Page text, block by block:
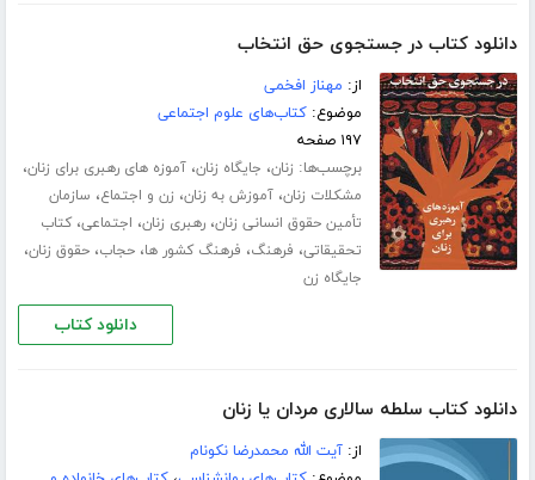
دانلود کتاب در جستجوی حق انتخاب
از: مهناز افخمی
موضوع:کتاب‌های علوم اجتماعی
۱۹۷ صفحه
برچسب‌ها: زنان، جایگاه زنان،آموزه های رهبری برای زنان،
مشکلات زنان،آموزش به زنان، زن و اجتماع، سازمان
تأمین حقوق انسانی زنان،رهبری زنان، اجتماعی،کتاب
تحقیقاتی، فرهنگ، فرهنگ کشور ها،حجاب،حقوق زنان،
جایگاه زن
دانلود کتاب
دانلود کتاب سلطه سالاری مردان یا زنان
از:آیت الله محمدرضا نکونام